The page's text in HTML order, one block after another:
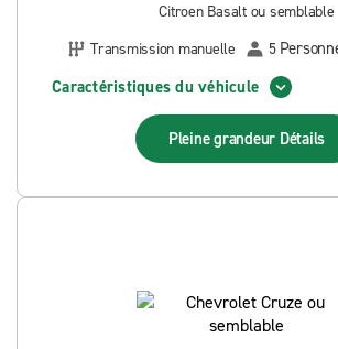
Citroen Basalt ou semblable
Transmission manuelle
5
Caractéristiques du véhicule
Pleine grandeur Détails